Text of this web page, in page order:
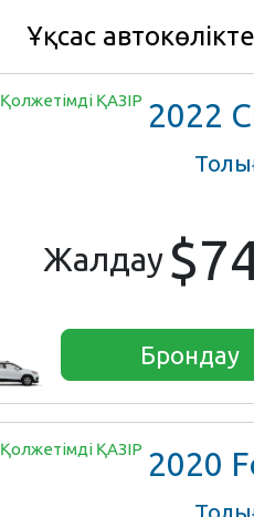
Ұқсас
Қолжетімді ҚАЗІР 2022
Жалдау
Брондау
Қолжетімді ҚАЗІР 2020